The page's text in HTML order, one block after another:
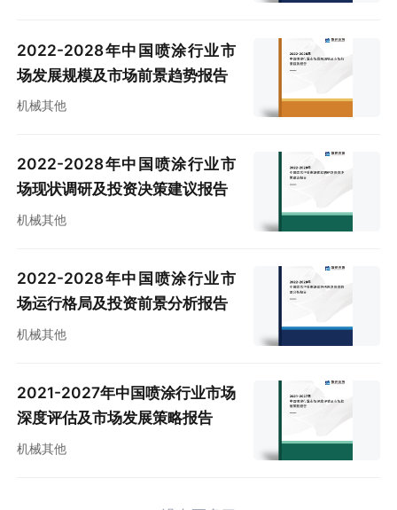
2022-2028年中国喷涂行业市
场发展规模及市场前景趋势报告
机械其他
2022-2028年中国喷涂行业市
场现状调研及投资决策建议报告
机械其他
2022-2028年中国喷涂行业市
场运行格局及投资前景分析报告
机械其他
2021-2027年中国喷涂行业市场
深度评估及市场发展策略报告
机械其他